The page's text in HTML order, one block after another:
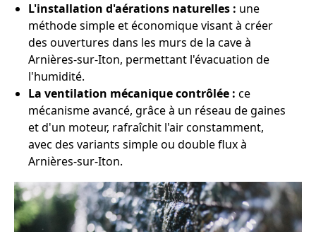
L'installation d'aérations naturelles : une
méthode simple et économique visant à créer
des ouvertures dans les murs de la cave à
Arnières-sur-Iton, permettant l'évacuation de
l'humidité.
La ventilation mécanique contrôlée : ce
mécanisme avancé, grâce à un réseau de gaines
et d'un moteur, rafraîchit l'air constamment,
avec des variants simple ou double flux à
Arnières-sur-Iton.